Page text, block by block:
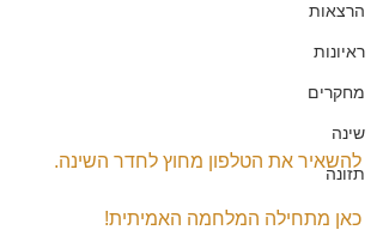
הרצאות
ראיונות
מחקרים
שינה
תזונה
להשאיר את הטלפון מחוץ לחדר השינה.
כאן מתחילה המלחמה האמיתית!